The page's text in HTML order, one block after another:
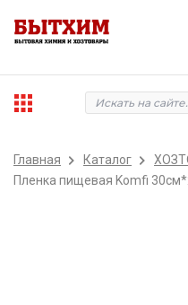
Главная Каталог
Пленка пищевая Komfi